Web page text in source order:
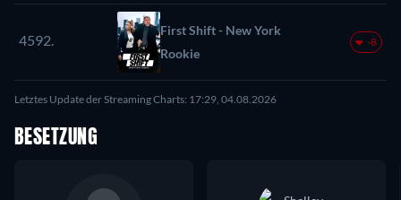
4592.
First Shift - New York
Rookie
-8
Letztes Update der Streaming Charts: 17:29, 04.08.2026
BESETZUNG